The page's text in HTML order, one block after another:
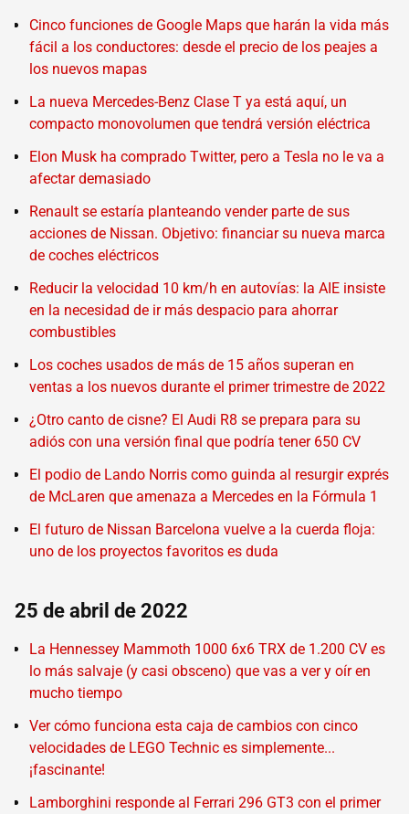
Cinco funciones de Google Maps que harán la vida más
fácil a los conductores: desde el precio de los peajes a
los nuevos mapas
La nueva Mercedes-Benz Clase T ya está aquí, un
compacto monovolumen que tendrá versión eléctrica
Elon Musk ha comprado Twitter, pero a Tesla no le va a
afectar demasiado
Renault se estaría planteando vender parte de sus
acciones de Nissan. Objetivo: financiar su nueva marca
de coches eléctricos
Reducir la velocidad 10 km/h en autovías: la AIE insiste
en la necesidad de ir más despacio para ahorrar
combustibles
Los coches usados de más de 15 años superan en
ventas a los nuevos durante el primer trimestre de 2022
¿Otro canto de cisne? El Audi R8 se prepara para su
adiós con una versión final que podría tener 650 CV
El podio de Lando Norris como guinda al resurgir exprés
de McLaren que amenaza a Mercedes en la Fórmula 1
El futuro de Nissan Barcelona vuelve a la cuerda floja:
uno de los proyectos favoritos es duda
25 de abril de 2022
La Hennessey Mammoth 1000 6x6 TRX de 1.200 CV es
lo más salvaje (y casi obsceno) que vas a ver y oír en
mucho tiempo
Ver cómo funciona esta caja de cambios con cinco
velocidades de LEGO Technic es simplemente...
¡fascinante!
Lamborghini responde al Ferrari 296 GT3 con el primer